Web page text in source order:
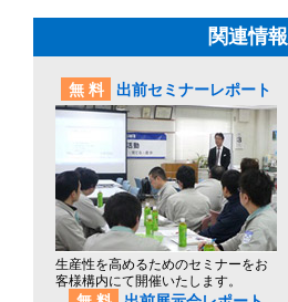
関連情報
無料 出前セミナーレポート
生産性を高めるためのセミナーをお
客様構内にて開催いたします。